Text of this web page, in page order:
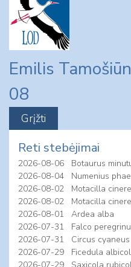
content
Emilis
08
Reti stebėjimai
2026-08-06
Botaurus
2026-08-04
Numenius
2026-08-02
Motacilla
2026-08-02
Motacilla
2026-08-01
Ardea alba
2026-07-31
Falco
2026-07-31
Circus cyaneus
2026-07-29
Ficedula